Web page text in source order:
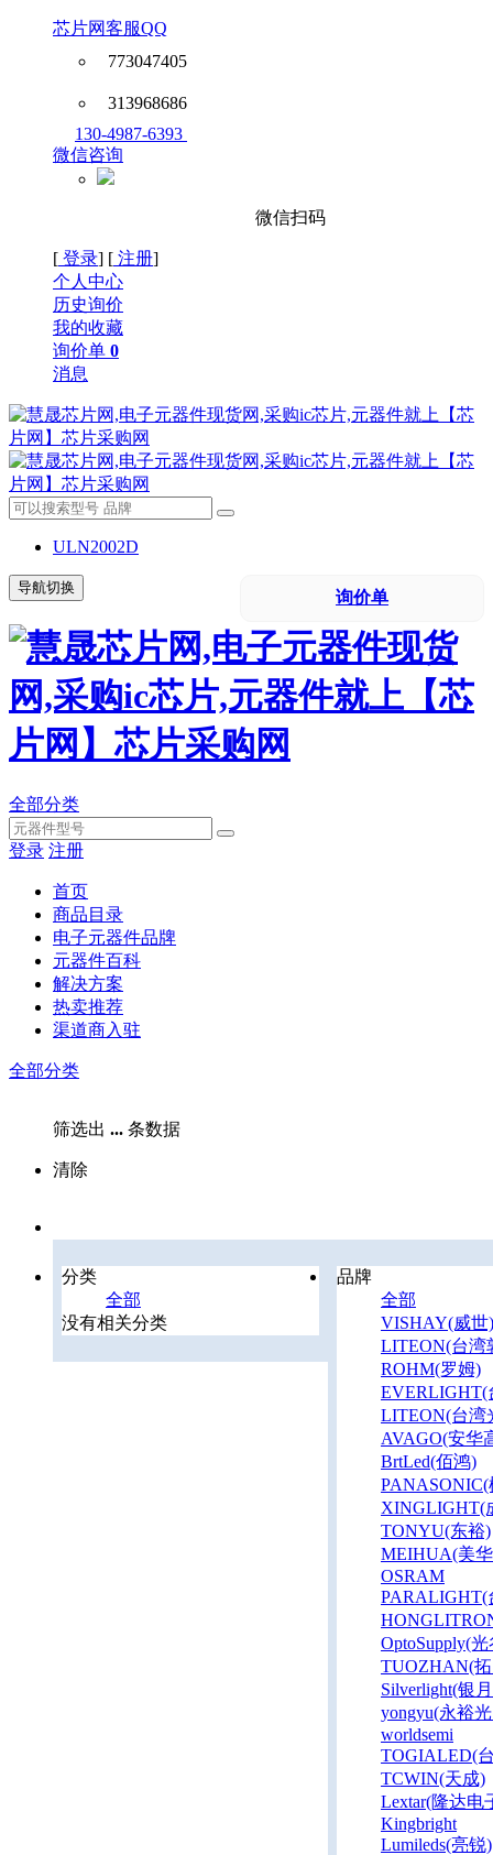
芯片网客服QQ
773047405
313968686
130-4987-6393
微信咨询
微信扫码
[ 登录] [ 注册]
个人中心
历史询价
我的收藏
询价单 0
消息
ULN2002D
询价单
导航切换
全部分类
登录 注册
首页
商品目录
电子元器件品牌
元器件百科
解决方案
热卖推荐
渠道商入驻
全部分类
筛选出 ... 条数据
清除
分类
全部
没有相关分类
品牌
全部
VISHAY(威世)
LITEON(台湾
ROHM(罗姆)
EVERLIGHT(
LITEON(台湾
AVAGO(安华
BrtLed(佰鸿)
PANASONIC(
XINGLIGHT(
TONYU(东裕)
MEIHUA(美
OSRAM
PARALIGHT(
OptoSupply(光
TUOZHAN(
Silverlight(银
yongyu(永裕
worldsemi
TOGIALED(
TCWIN(天成)
Lextar(隆达电
Kingbright
Lumileds(亮锐)